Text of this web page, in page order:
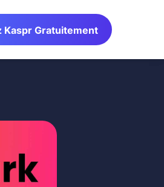
Kaspr Gratuitement